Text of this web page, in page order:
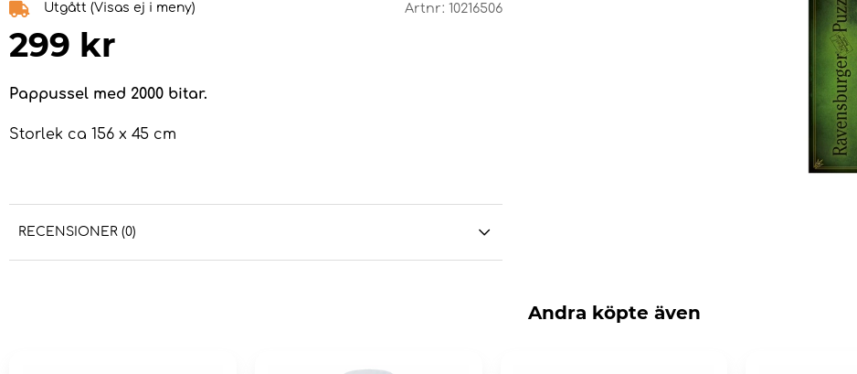
Utgått (Visas ej i meny) Artnr: 10216506
299 kr
Pappussel med 2000 bitar.
Storlek ca 156 x 45 cm
RECENSIONER (0)
Andra köpte även